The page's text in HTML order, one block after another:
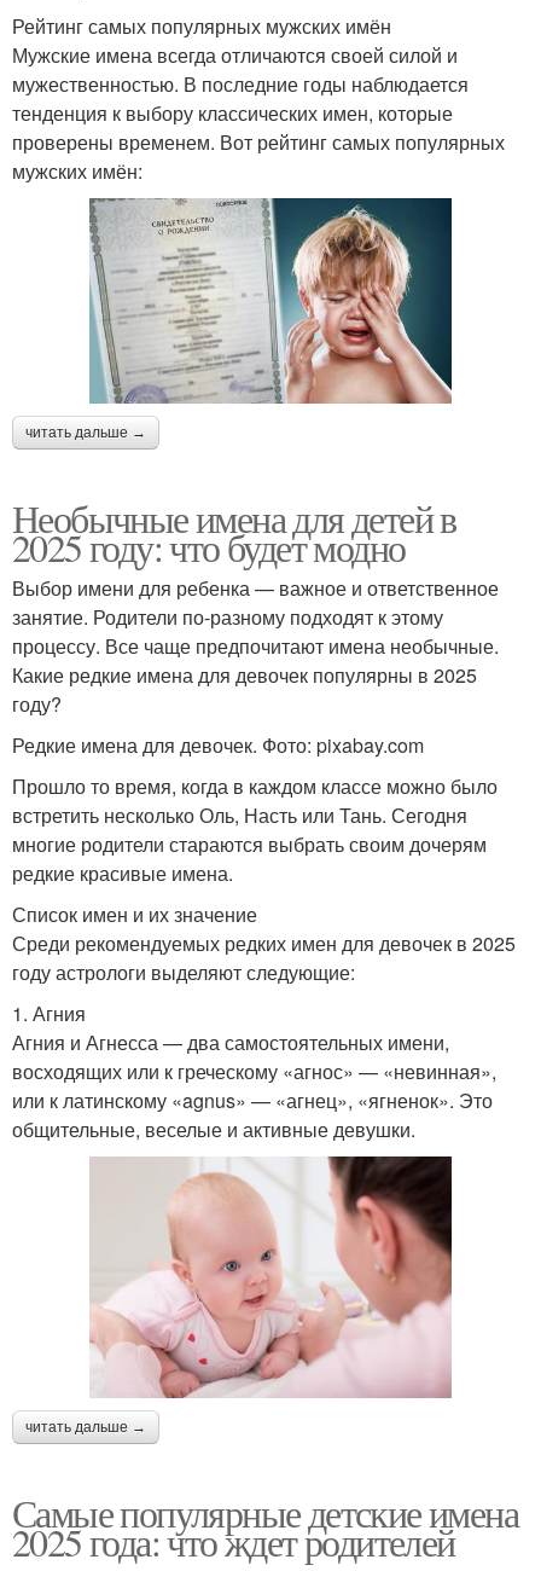
Рейтинг самых популярных мужских имён
Мужские имена всегда отличаются своей силой и
мужественностью. В последние годы наблюдается
тенденция к выбору классических имен, которые
проверены временем. Вот рейтинг самых популярных
мужских имён:
читать дальше →
Необычные имена для детей в
2025 году: что будет модно
Выбор имени для ребенка — важное и ответственное
занятие. Родители по-разному подходят к этому
процессу. Все чаще предпочитают имена необычные.
Какие редкие имена для девочек популярны в 2025
году?
Редкие имена для девочек. Фото: pixabay.com
Прошло то время, когда в каждом классе можно было
встретить несколько Оль, Насть или Тань. Сегодня
многие родители стараются выбрать своим дочерям
редкие красивые имена.
Список имен и их значение
Среди рекомендуемых редких имен для девочек в 2025
году астрологи выделяют следующие:
1. Агния
Агния и Агнесса — два самостоятельных имени,
восходящих или к греческому «агнос» — «невинная»,
или к латинскому «agnus» — «агнец», «ягненок». Это
общительные, веселые и активные девушки.
читать дальше →
Самые популярные детские имена
2025 года: что ждет родителей